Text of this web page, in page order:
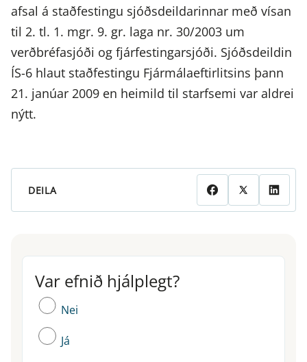
afsal á staðfestingu sjóðsdeildarinnar með vísan
til 2. tl. 1. mgr. 9. gr. laga nr. 30/2003 um
verðbréfasjóði og fjárfestingarsjóði. Sjóðsdeildin
ÍS-6 hlaut staðfestingu Fjármálaeftirlitsins þann
21. janúar 2009 en heimild til starfsemi var aldrei
nýtt.
DEILA
Var efnið hjálplegt?
Var efnið hjálplegt?
Nei
Já